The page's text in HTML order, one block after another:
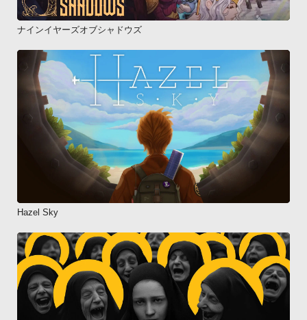
ナインイヤーズオブシャドウズ
Hazel Sky